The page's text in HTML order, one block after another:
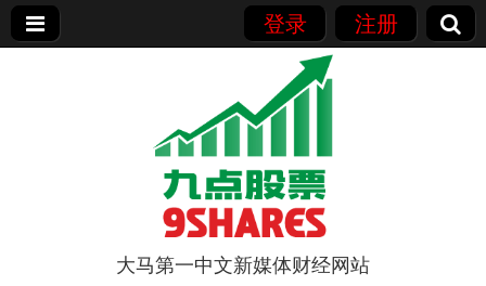
登录 注册
大马第一中文新媒体财经网站